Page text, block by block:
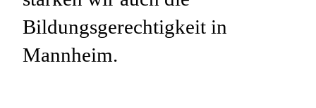
Bildungsgerechtigkeit in
Mannheim.